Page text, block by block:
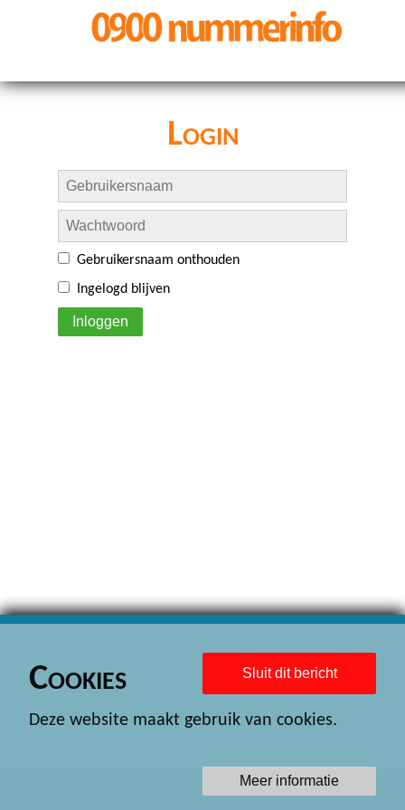
Login
Gebruikersnaam onthouden
Ingelogd blijven
Inloggen
Sluit dit bericht
Cookies
Deze website maakt gebruik van cookies.
Meer informatie